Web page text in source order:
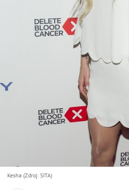
Kesha (Zdroj: SITA)